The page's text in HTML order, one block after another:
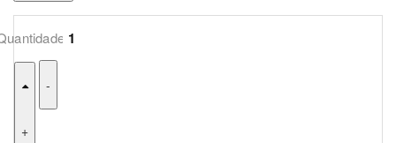
Internet
+
-